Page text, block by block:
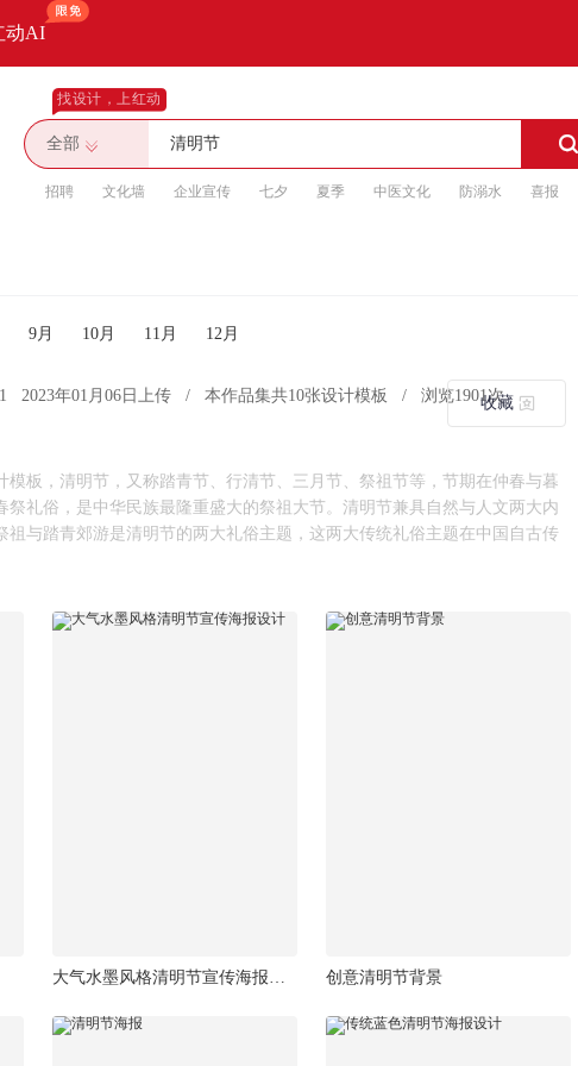
动AI
找设计，上红动
全部 
招聘 文化墙 企业宣传 七夕 夏季 中医文化 防溺水 喜报
9月 10月 11月 12月
2023年01月06日上传 / 本作品集共10张设计模板 / 浏览1901次
板，清明节，又称踏青节、行清节、三月节、祭祖节等，节期在仲春与暮
礼俗，是中华民族最隆重盛大的祭祖大节。清明节兼具自然与人文两大内
与踏青郊游是清明节的两大礼俗主题，这两大传统礼俗主题在中国自古传
收藏
大气水墨风格清明节宣传海报设计 创意清明节背景